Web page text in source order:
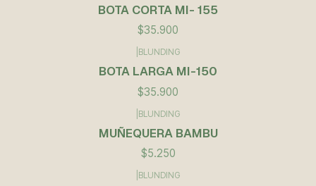
BOTA CORTA MI- 155
$35.900
BLUNDING
BOTA LARGA MI-150
$35.900
BLUNDING
MUÑEQUERA BAMBU
$5.250
BLUNDING